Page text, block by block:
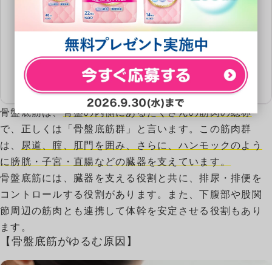
骨盤底筋は、骨盤の内側にあるたくさんの筋肉の総称
で、正しくは「骨盤底筋群」と言います。この筋肉群
は、
尿道、腟、肛門を囲み、さらに、ハンモックのよう
に膀胱・子宮・直腸などの臓器を支えています。
骨盤底筋には、臓器を支える役割と共に、排尿・排便を
コントロールする役割があります。また、下腹部や股関
節周辺の筋肉とも連携して体幹を安定させる役割もあり
ます。
【骨盤底筋がゆるむ原因】